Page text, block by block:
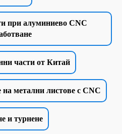
при алуминиево CNC
части от Китай
на метални листове с CNC
и турнене